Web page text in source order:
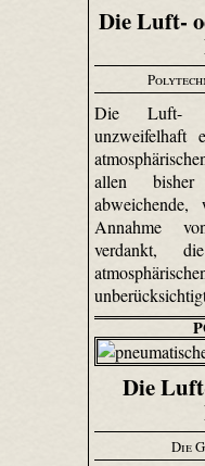
Die Luft-
Die Luft-
unzweifelhaft
allen bisher
Annahme
verdankt,
Die
Die